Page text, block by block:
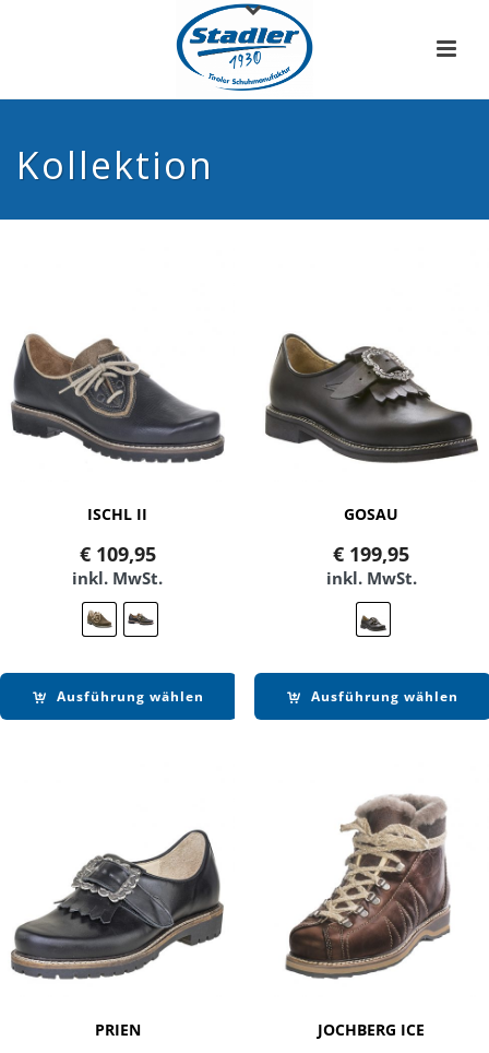
Kollektion
ISCHL II
€109,95
inkl. MwSt.
Ausführung wählen
GOSAU
€ 199,95
inkl. MwSt.
Ausführung wählen
PRIEN JOCHBERG ICE